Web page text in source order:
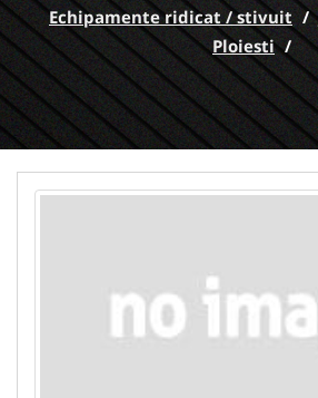
Echipamente ridicat / stivuit /
Ploiesti /